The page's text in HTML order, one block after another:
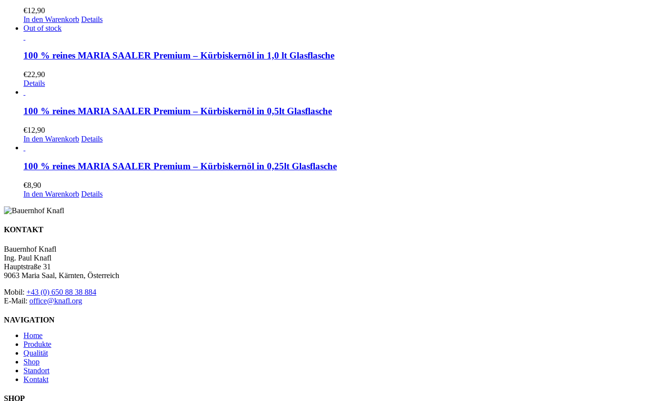
€12,90
In den Warenkorb Details
Out of stock
100 % reines MARIA SAALER Premium – Kürbiskernöl in 1,0 lt Glasflasche
€22,90
Details
100 % reines MARIA SAALER Premium – Kürbiskernöl in 0,5lt Glasflasche
€12,90
In den Warenkorb Details
100 % reines MARIA SAALER Premium – Kürbiskernöl in 0,25lt Glasflasche
€8,90
In den Warenkorb Details
KONTAKT
Bauernhof Knafl
Ing. Paul Knafl
Hauptstraße 31
9063 Maria Saal, Kärnten, Österreich
Mobil: +43 (0) 650 88 38 884
E-Mail: office@knafl.org
NAVIGATION
Home
Produkte
Qualität
Shop
Standort
Kontakt
SHOP